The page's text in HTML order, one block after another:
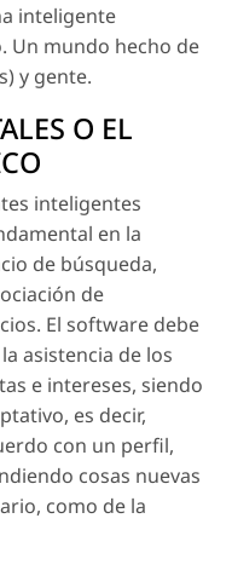
inteligente
Un mundo hecho de
y gente.
O EL
inteligentes
en la
de búsqueda,
de
El software debe
asistencia de los
e intereses, siendo
es decir,
con un perfil,
cosas nuevas
como de la